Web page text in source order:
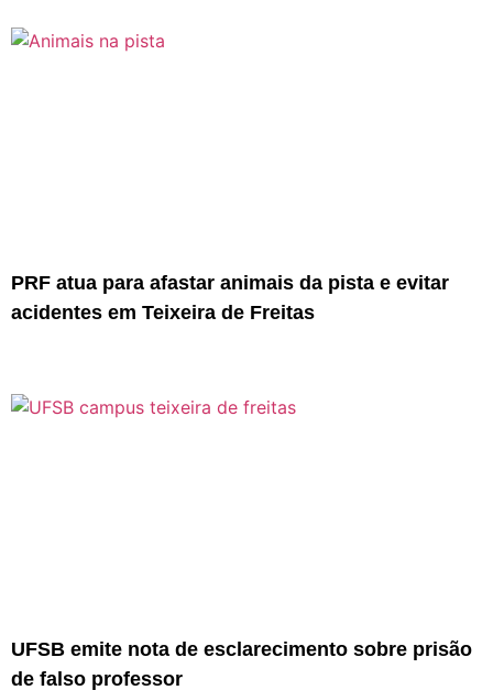
PRF atua para afastar animais da pista e evitar
acidentes em Teixeira de Freitas
UFSB emite nota de esclarecimento sobre prisão
de falso professor